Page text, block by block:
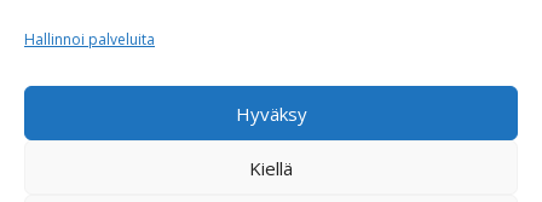
Hallinnoi palveluita
Hyväksy
Kiellä